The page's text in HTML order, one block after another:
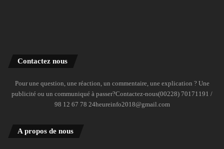
Contactez nous
Pour une question, une réaction, un commentaire, une explication ? Une
publicité ou un communiqué à passer?Contactez-nous(00228) 70171191 /
98 12 67 78 24heureinfo2018@gmail.com
A propos de nous